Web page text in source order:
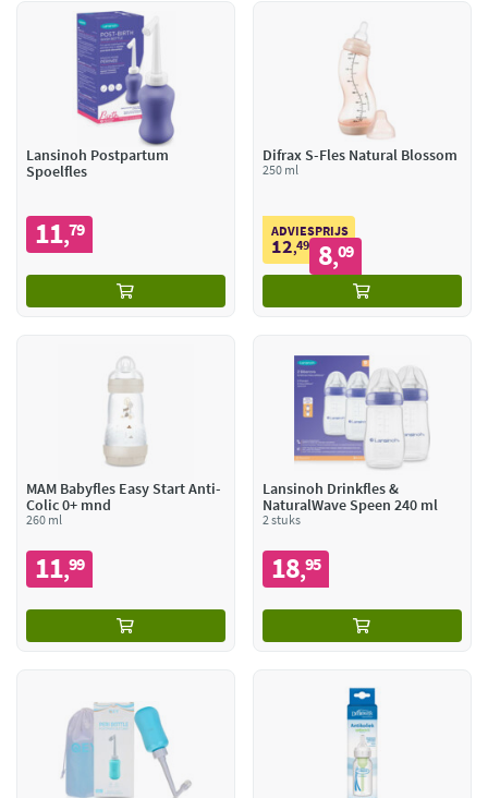
Lansinoh Postpartum
Spoelfles
11,79
Difrax S-Fles Natural Blossom
250 ml
ADVIESPRIJS
12,49 8,09
MAM Babyfles Easy Start Anti-
Colic 0+ mnd
260 ml
11,99
Lansinoh Drinkfles &
NaturalWave Speen 240 ml
2 stuks
18,95